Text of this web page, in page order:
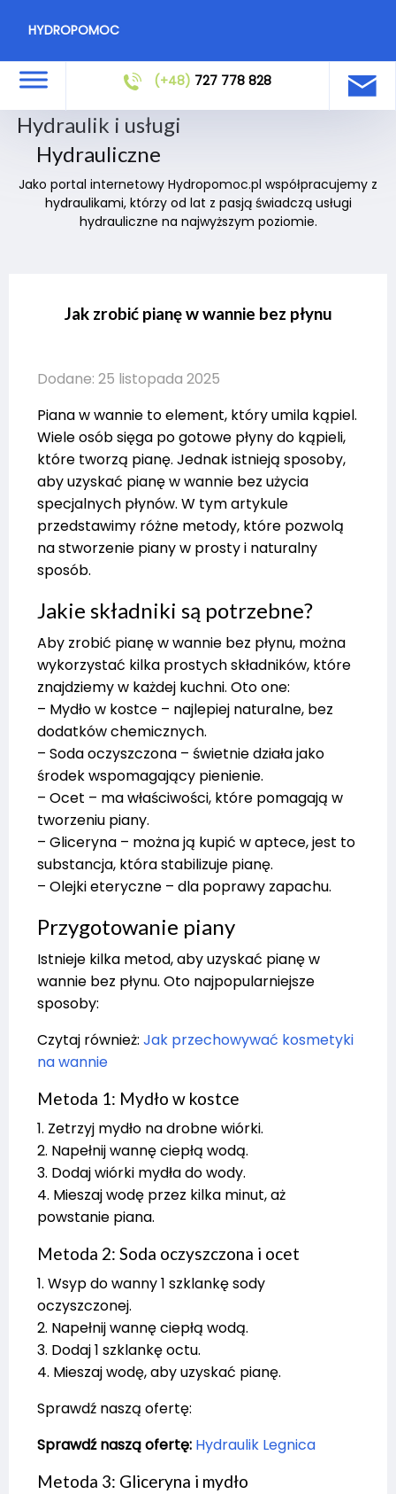
HYDROPOMOC
(+48) 727 778 828
Hydraulik i usługi
Hydrauliczne
Jako portal internetowy Hydropomoc.pl współpracujemy z
hydraulikami, którzy od lat z pasją świadczą usługi
hydrauliczne na najwyższym poziomie.
Jak zrobić pianę w wannie bez płynu
Dodane: 25 listopada 2025
Piana w wannie to element, który umila kąpiel.
Wiele osób sięga po gotowe płyny do kąpieli,
które tworzą pianę. Jednak istnieją sposoby,
aby uzyskać pianę w wannie bez użycia
specjalnych płynów. W tym artykule
przedstawimy różne metody, które pozwolą
na stworzenie piany w prosty i naturalny
sposób.
Jakie składniki są potrzebne?
Aby zrobić pianę w wannie bez płynu, można
wykorzystać kilka prostych składników, które
znajdziemy w każdej kuchni. Oto one:
– Mydło w kostce – najlepiej naturalne, bez
dodatków chemicznych.
– Soda oczyszczona – świetnie działa jako
środek wspomagający pienienie.
– Ocet – ma właściwości, które pomagają w
tworzeniu piany.
– Gliceryna – można ją kupić w aptece, jest to
substancja, która stabilizuje pianę.
– Olejki eteryczne – dla poprawy zapachu.
Przygotowanie piany
Istnieje kilka metod, aby uzyskać pianę w
wannie bez płynu. Oto najpopularniejsze
sposoby:
Czytaj również: Jak przechowywać kosmetyki
na wannie
Metoda 1: Mydło w kostce
1. Zetrzyj mydło na drobne wiórki.
2. Napełnij wannę ciepłą wodą.
3. Dodaj wiórki mydła do wody.
4. Mieszaj wodę przez kilka minut, aż
powstanie piana.
Metoda 2: Soda oczyszczona i ocet
1. Wsyp do wanny 1 szklankę sody
oczyszczonej.
2. Napełnij wannę ciepłą wodą.
3. Dodaj 1 szklankę octu.
4. Mieszaj wodę, aby uzyskać pianę.
Sprawdź naszą ofertę:
Sprawdź naszą ofertę: Hydraulik Legnica
Metoda 3: Gliceryna i mydło